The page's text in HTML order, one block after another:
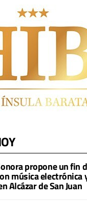
propone un fin
música electrónica
Alcázar de San Juan